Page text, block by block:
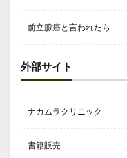
前立腺癌と言われたら
外部サイト
ナカムラクリニック
書籍販売